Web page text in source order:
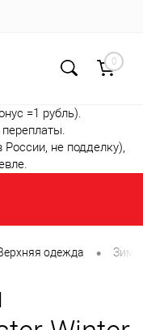
0
=1 рубль).
не подделку),
одежда •